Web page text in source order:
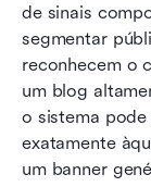
de sinais
segmentar
reconhecem o
um blog
o sistema
exatamente
um banner